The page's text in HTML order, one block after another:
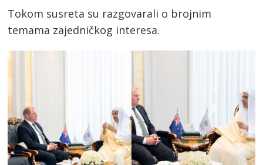
Tokom susreta su razgovarali o brojnim
temama zajedničkog interesa.